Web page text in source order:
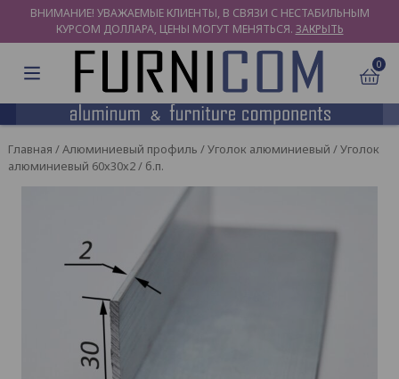
ВНИМАНИЕ! УВАЖАЕМЫЕ КЛИЕНТЫ, В СВЯЗИ С НЕСТАБИЛЬНЫМ
КУРСОМ ДОЛЛАРА, ЦЕНЫ МОГУТ МЕНЯТЬСЯ. ЗАКРЫТЬ
0
Главная /Алюминиевый профиль /Уголок алюминиевый / Уголок
алюминиевый 60х30х2 / б.п.